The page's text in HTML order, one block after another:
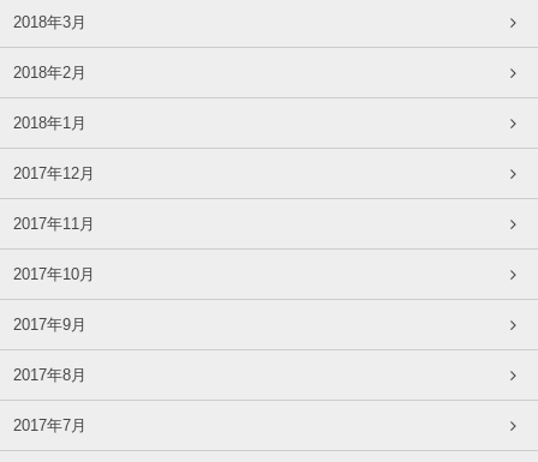
2018年3月
2018年2月
2018年1月
2017年12月
2017年11月
2017年10月
2017年9月
2017年8月
2017年7月